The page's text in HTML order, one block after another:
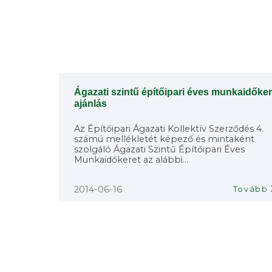
Ágazati szintű építőipari éves
ajánlás
Az Építőipari Ágazati Kollektív Szerződés 4.
számú mellékletét képező és mintaként
szolgáló Ágazati Szintű Építőipari Éves
Munkaidőkeret az alábbi...
2014-06-16 Tovább